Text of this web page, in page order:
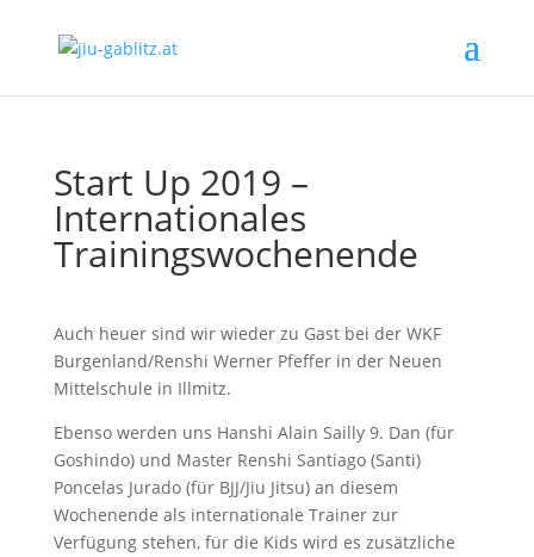
Start Up 2019 –
Internationales
Trainingswochenende
Auch heuer sind wir wieder zu Gast bei der WKF
Burgenland/Renshi Werner Pfeffer in der Neuen
Mittelschule in Illmitz.
Ebenso werden uns Hanshi Alain Sailly 9. Dan (für
Goshindo) und Master Renshi Santiago (Santi)
Poncelas Jurado (für BJJ/Jiu Jitsu) an diesem
Wochenende als internationale Trainer zur
Verfügung stehen, für die Kids wird es zusätzliche